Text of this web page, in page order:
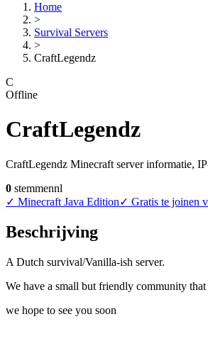
Home
>
Survival Servers
>
CraftLegendz
C
Offline
CraftLegendz
CraftLegendz Minecraft server informatie,
0 stemmennl
✓ Minecraft Java Edition✓ Gratis te joinen
Beschrijving
A Dutch survival/Vanilla-ish server.
We have a small but friendly community
we hope to see you soon